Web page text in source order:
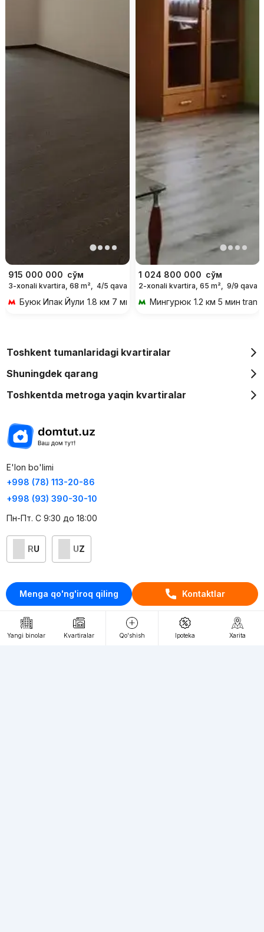
Menga qo'ng'iroq qiling Kontaktlar
915 000 000 сўм
3-xonali kvartira, 68 m², 4/5 qavat
Буюк Ипак Йули 1.8 км 7 мин transportda
1 024 800 000 сўм
2-xonali kvartira, 65 m², 9/9 qavat
Мингурюк 1.2 км 5 мин
Yangi binolar Kvartiralar Qo'shish Ipoteka Xarita
Toshkent tumanlaridagi kvartiralar
Shuningdek qarang
Toshkentda metroga yaqin kvartiralar
E'lon bo'limi
+998 (78) 113-20-86
+998 (93) 390-30-10
Пн-Пт. С 9:30 до 18:00
RU UZ
Kontaktlar
loyiha haqida
Webnow © loyihasi